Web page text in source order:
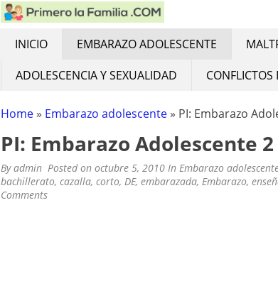
PRIMERO LA FAMILIA
Educacion Familiar y Violencia Familiar. Consejos
INICIO EMBARAZO ADOLESCENTE
ADOLESCENCIA Y SEXUALIDAD
CONFLICTOS
Home » Embarazo adolescente » PI: Embarazo
PI: Embarazo Adolescente 2
Byadmin Posted on octubre 5, 2010 In Embarazo
bachillerato, cazalla, corto, DE, embarazada, Embarazo,
Comments